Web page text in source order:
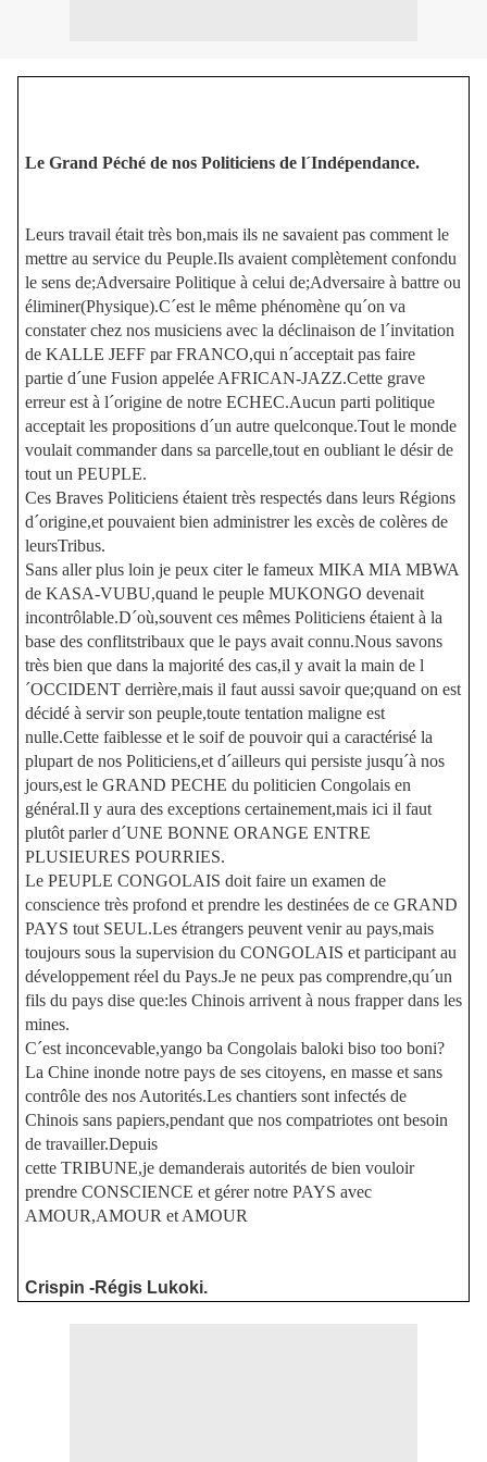
Le Grand Péché de nos Politiciens de l´Indépendance.
Leurs travail était très bon,mais ils ne savaient pas comment le
mettre au service du Peuple.Ils avaient complètement confondu
le sens de;Adversaire Politique à celui de;Adversaire à battre ou
éliminer(Physique).C´est le même phénomène qu´on va
constater chez nos musiciens avec la déclinaison de l´invitation
de KALLE JEFF par FRANCO,qui n´acceptait pas faire
partie d´une Fusion appelée AFRICAN-JAZZ.Cette grave
erreur est à l´origine de notre ECHEC.Aucun parti politique
acceptait les propositions d´un autre quelconque.Tout le monde
voulait commander dans sa parcelle,tout en oubliant le désir de
tout un PEUPLE.
Ces Braves Politiciens étaient très respectés dans leurs Régions
d´origine,et pouvaient bien administrer les excès de colères de
leursTribus.
Sans aller plus loin je peux citer le fameux MIKA MIA MBWA
de KASA-VUBU,quand le peuple MUKONGO devenait
incontrôlable.D´où,souvent ces mêmes Politiciens étaient à la
base des conflitstribaux que le pays avait connu.Nous savons
très bien que dans la majorité des cas,il y avait la main de l
´OCCIDENT derrière,mais il faut aussi savoir que;quand on est
décidé à servir son peuple,toute tentation maligne est
nulle.Cette faiblesse et le soif de pouvoir qui a caractérisé la
plupart de nos Politiciens,et d´ailleurs qui persiste jusqu´à nos
jours,est le GRAND PECHE du politicien Congolais en
général.Il y aura des exceptions certainement,mais ici il faut
plutôt parler d´UNE BONNE ORANGE ENTRE
PLUSIEURES POURRIES.
Le PEUPLE CONGOLAIS doit faire un examen de
conscience très profond et prendre les destinées de ce GRAND
PAYS tout SEUL.Les étrangers peuvent venir au pays,mais
toujours sous la supervision du CONGOLAIS et participant au
développement réel du Pays.Je ne peux pas comprendre,qu´un
fils du pays dise que:les Chinois arrivent à nous frapper dans les
mines.
C´est inconcevable,yango ba Congolais baloki biso too boni?
La Chine inonde notre pays de ses citoyens, en masse et sans
contrôle des nos Autorités.Les chantiers sont infectés de
Chinois sans papiers,pendant que nos compatriotes ont besoin
de travailler.Depuis
cette TRIBUNE,je demanderais autorités de bien vouloir
prendre CONSCIENCE et gérer notre PAYS avec
AMOUR,AMOUR et AMOUR
Crispin -Régis Lukoki.